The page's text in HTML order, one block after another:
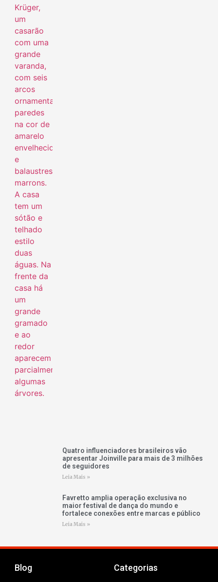
Quatro influenciadores brasileiros vão
apresentar Joinville para mais de 3 milhões
de seguidores
Leia Mais »
Favretto amplia operação exclusiva no
maior festival de dança do mundo e
fortalece conexões entre marcas e público
Leia Mais »
Blog Categorias